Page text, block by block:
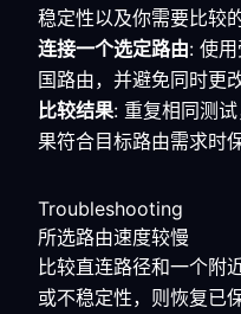
稳定性以及你需要比较
连接一个选定路由: 使
国路由，并避免同时更
比较结果: 重复相同测
果符合目标路由需求时
Troubleshooting
所选路由速度较慢
比较直连路径和一个附
或不稳定性，则恢复已